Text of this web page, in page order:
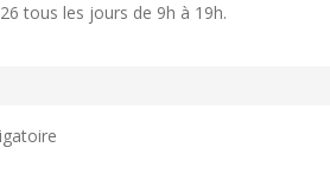
tous les jours de 9h à 19h.